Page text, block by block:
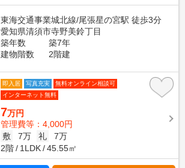
東海交通事業城北線/尾張星の宮駅 徒歩3分
愛知県清須市寺野美鈴丁目
築年数
築7年
建物階数
2階建
即入居 写真充実
無料オンライン相談可
インターネット無料
7万円
管理費等：4,000円
敷
7万 礼
7万
2階
1LDK 45.55㎡